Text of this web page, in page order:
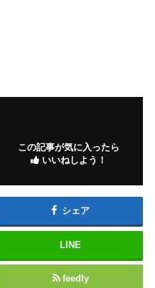
この記事が気に入ったら
いいねしよう！
シェア
LINE
feedly